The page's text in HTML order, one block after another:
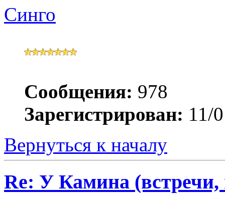
Синго
Сообщения: 978
Зарегистрирован: 11/
Вернуться к началу
Re: У Камина